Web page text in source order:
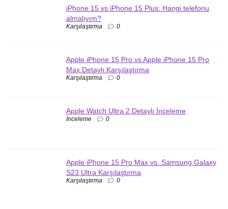
iPhone 15 vs iPhone 15 Plus: Hangi telefonu
almalıyım?
Karşılaştırma 0
Apple iPhone 15 Pro vs Apple iPhone 15 Pro
Max Detaylı Karşılaştırma
Karşılaştırma 0
Apple Watch Ultra 2 Detaylı İnceleme
İnceleme 0
Apple iPhone 15 Pro Max vs. Samsung Galaxy
S23 Ultra Karşılaştırma
Karşılaştırma 0